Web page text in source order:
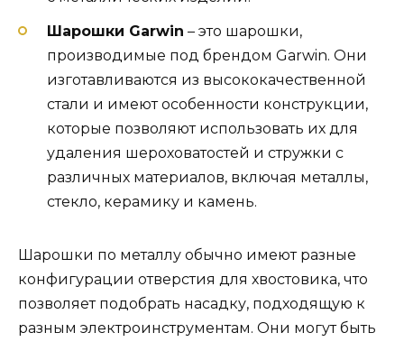
Шарошки Garwin – это шарошки,
производимые под брендом Garwin. Они
изготавливаются из высококачественной
стали и имеют особенности конструкции,
которые позволяют использовать их для
удаления шероховатостей и стружки с
различных материалов, включая металлы,
стекло, керамику и камень.
Шарошки по металлу обычно имеют разные
конфигурации отверстия для хвостовика, что
позволяет подобрать насадку, подходящую к
разным электроинструментам. Они могут быть